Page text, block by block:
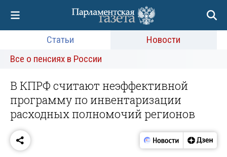
Статьи
Новости
Все о пенсиях в России
В КПРФ считают неэффективной
программу по инвентаризации
расходных полномочий регионов